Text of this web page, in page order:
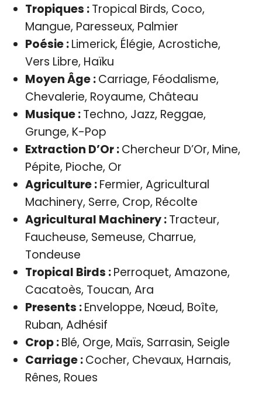
Tropiques :Tropical Birds, Coco,
Mangue, Paresseux, Palmier
Poésie :Limerick, Élégie, Acrostiche,
Vers Libre, Haïku
Moyen Âge :Carriage, Féodalisme,
Chevalerie, Royaume, Château
Musique :Techno, Jazz, Reggae,
Grunge, K-Pop
Extraction D’Or :Chercheur D’Or, Mine,
Pépite, Pioche, Or
Agriculture :Fermier, Agricultural
Machinery, Serre, Crop, Récolte
Agricultural Machinery :Tracteur,
Faucheuse, Semeuse, Charrue,
Tondeuse
Tropical Birds :Perroquet, Amazone,
Cacatoès, Toucan, Ara
Presents :Enveloppe, Nœud, Boîte,
Ruban, Adhésif
Crop :Blé, Orge, Maïs, Sarrasin, Seigle
Carriage :Cocher, Chevaux, Harnais,
Rênes, Roues